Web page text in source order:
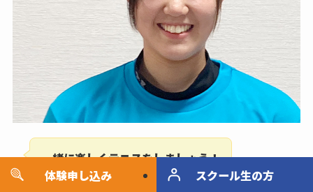
キャンペーン
体験申し込み スクール生の方
一緒に楽しくテニスをしましょう！
よろしくお願いします！